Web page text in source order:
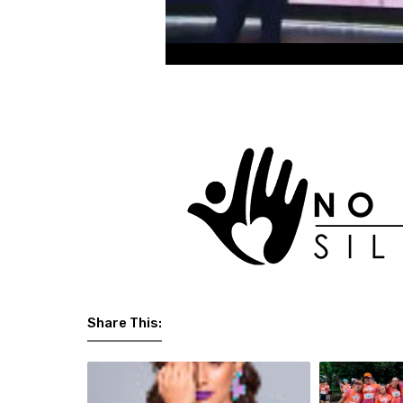
Share This: